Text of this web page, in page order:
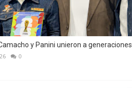
y Panini unieron a generaciones
0